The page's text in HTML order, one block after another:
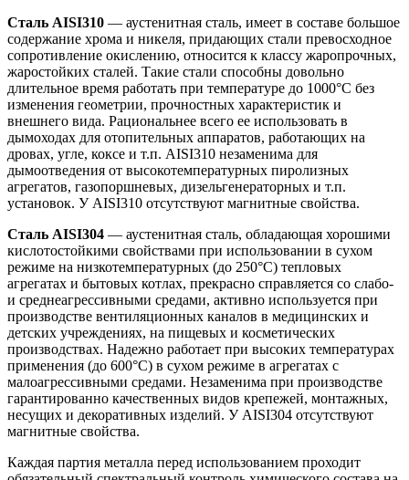
Сталь AISI310 — аустенитная сталь, имеет в составе большое
содержание хрома и никеля, придающих стали превосходное
сопротивление окислению, относится к классу жаропрочных,
жаростойких сталей. Такие стали способны довольно
длительное время работать при температуре до 1000°С без
изменения геометрии, прочностных характеристик и
внешнего вида. Рациональнее всего ее использовать в
дымоходах для отопительных аппаратов, работающих на
дровах, угле, коксе и т.п. AISI310 незаменима для
дымоотведения от высокотемпературных пиролизных
агрегатов, газопоршневых, дизельгенераторных и т.п.
установок. У AISI310 отсутствуют магнитные свойства.
Сталь AISI304 — аустенитная сталь, обладающая хорошими
кислотостойкими свойствами при использовании в сухом
режиме на низкотемпературных (до 250°С) тепловых
агрегатах и бытовых котлах, прекрасно справляется со слабо-
и среднеагрессивными средами, активно используется при
производстве вентиляционных каналов в медицинских и
детских учреждениях, на пищевых и косметических
производствах. Надежно работает при высоких температурах
применения (до 600°С) в сухом режиме в агрегатах с
малоагрессивными средами. Незаменима при производстве
гарантированно качественных видов крепежей, монтажных,
несущих и декоративных изделий. У AISI304 отсутствуют
магнитные свойства.
Каждая партия металла перед использованием проходит